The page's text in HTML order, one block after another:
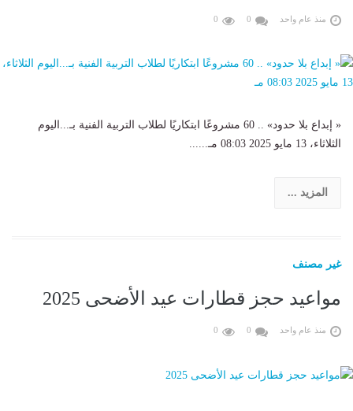
منذ عام واحد 0
0
« إبداع بلا حدود» .. 60 مشروعًا ابتكاريًا لطلاب التربية الفنية بـ...اليوم
الثلاثاء، 13 مايو 2025 08:03 مـ......
المزيد ...
غير مصنف
مواعيد حجز قطارات عيد الأضحى 2025
منذ عام واحد 0
0